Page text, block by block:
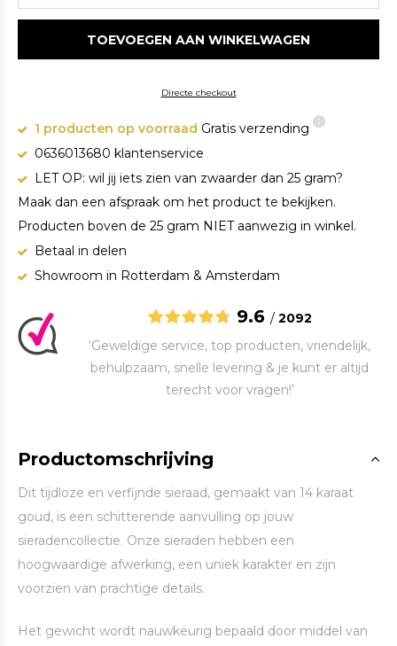
TOEVOEGEN AAN WINKELWAGEN
Directe checkout
1 producten op voorraad Gratis verzending
0636013680 klantenservice
LET OP: wil jij iets zien van zwaarder dan 25 gram?
Maak dan een afspraak om het product te bekijken.
Producten boven de 25 gram NIET aanwezig in winkel.
Betaal in delen
Showroom in Rotterdam & Amsterdam
9.6 / 2092
‘Geweldige service, top producten, vriendelijk,
behulpzaam, snelle levering & je kunt er altijd
terecht voor vragen!’
Productomschrijving
Dit tijdloze en verfijnde sieraad, gemaakt van 14 karaat
goud, is een schitterende aanvulling op jouw
sieradencollectie. Onze sieraden hebben een
hoogwaardige afwerking, een uniek karakter en zijn
voorzien van prachtige details.
Het gewicht wordt nauwkeurig bepaald door middel van